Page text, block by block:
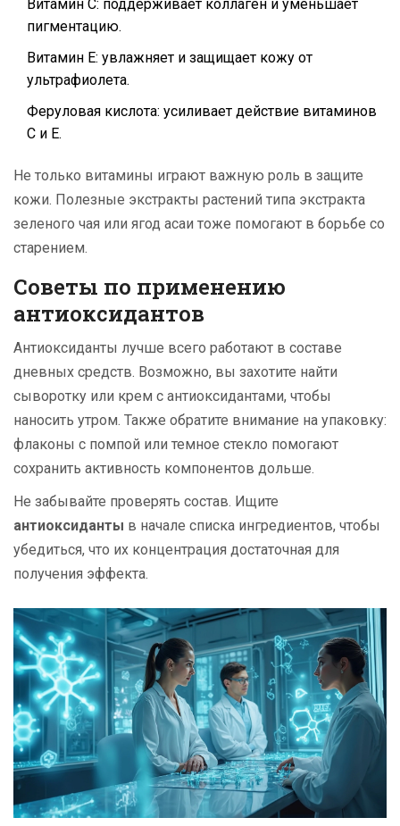
Витамин C: поддерживает коллаген и уменьшает
пигментацию.
Витамин E: увлажняет и защищает кожу от
ультрафиолета.
Феруловая кислота: усиливает действие витаминов
C и E.
Не только витамины играют важную роль в защите
кожи. Полезные экстракты растений типа экстракта
зеленого чая или ягод асаи тоже помогают в борьбе со
старением.
Советы по применению
антиоксидантов
Антиоксиданты лучше всего работают в составе
дневных средств. Возможно, вы захотите найти
сыворотку или крем с антиоксидантами, чтобы
наносить утром. Также обратите внимание на упаковку:
флаконы с помпой или темное стекло помогают
сохранить активность компонентов дольше.
Не забывайте проверять состав. Ищите
антиоксиданты в начале списка ингредиентов, чтобы
убедиться, что их концентрация достаточная для
получения эффекта.